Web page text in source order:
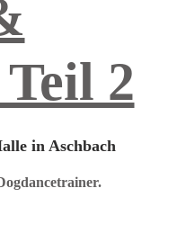
2
in Aschbach